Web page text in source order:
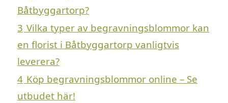
Båtbyggartorp?
3 Vilka typer av begravningsblommor kan
en florist i Båtbyggartorp vanligtvis
leverera?
4 Köp begravningsblommor online – Se
utbudet här!